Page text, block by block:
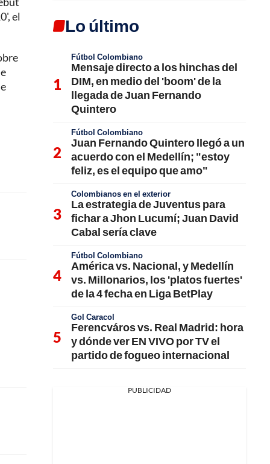
el
Lo último
Fútbol Colombiano
Mensaje directo a los hinchas del
DIM, en medio del 'boom' de la
llegada de Juan Fernando
Quintero
Fútbol Colombiano
Juan Fernando Quintero llegó a un
acuerdo con el Medellín; "estoy
feliz, es el equipo que amo"
Colombianos en el exterior
La estrategia de Juventus para
fichar a Jhon Lucumí; Juan David
Cabal sería clave
Fútbol Colombiano
América vs. Nacional, y Medellín
vs. Millonarios, los 'platos fuertes'
de la 4 fecha en Liga BetPlay
Gol Caracol
Ferencváros vs. Real Madrid: hora
y dónde ver EN VIVO por TV el
partido de fogueo internacional
PUBLICIDAD